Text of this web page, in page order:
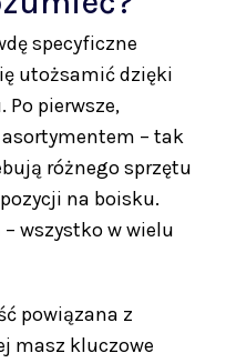
specyficzne
utożsamić dzięki
pierwsze,
– tak
różnego sprzętu
na boisku.
wszystko w wielu
powiązana z
masz kluczowe